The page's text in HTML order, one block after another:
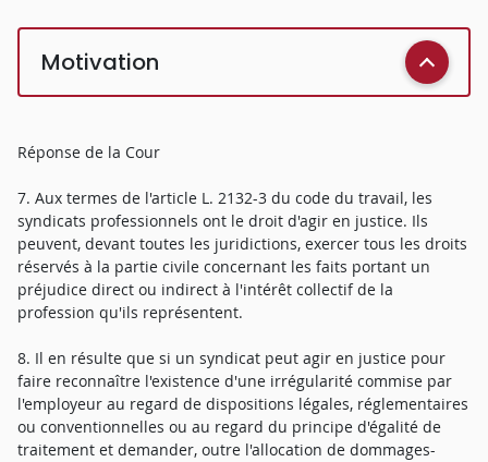
Motivation
Réponse de la Cour
7. Aux termes de l'article L. 2132-3 du code du travail, les
syndicats professionnels ont le droit d'agir en justice. Ils
peuvent, devant toutes les juridictions, exercer tous les droits
réservés à la partie civile concernant les faits portant un
préjudice direct ou indirect à l'intérêt collectif de la
profession qu'ils représentent.
8. Il en résulte que si un syndicat peut agir en justice pour
faire reconnaître l'existence d'une irrégularité commise par
l'employeur au regard de dispositions légales, réglementaires
ou conventionnelles ou au regard du principe d'égalité de
traitement et demander, outre l'allocation de dommages-